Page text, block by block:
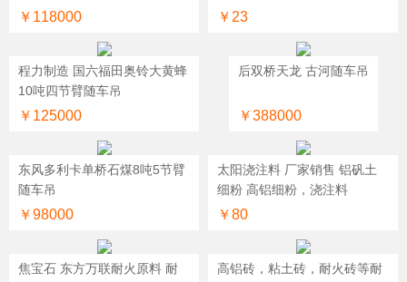
方便使用
￥118000 ￥23
程力制造 国六福田奥铃大黄蜂
10吨四节臂随车吊
￥125000
后双桥天龙 古河随车吊
￥388000
东风多利卡单桥石煤8吨5节臂
随车吊
￥98000
太阳浇注料 厂家销售 铝矾土
细粉 高铝细粉，浇注料
￥80
焦宝石 东方万联耐火原料 耐
高铝砖，粘土砖，耐火砖等耐